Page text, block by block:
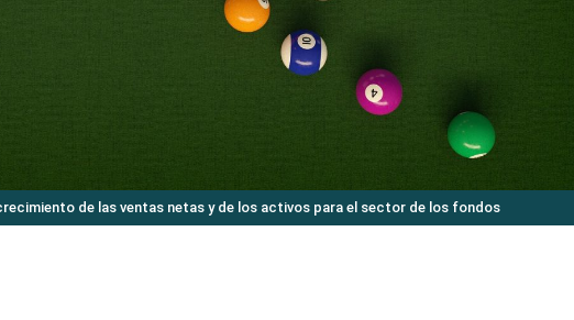
de las ventas netas y de los activos para el sector de los fondos